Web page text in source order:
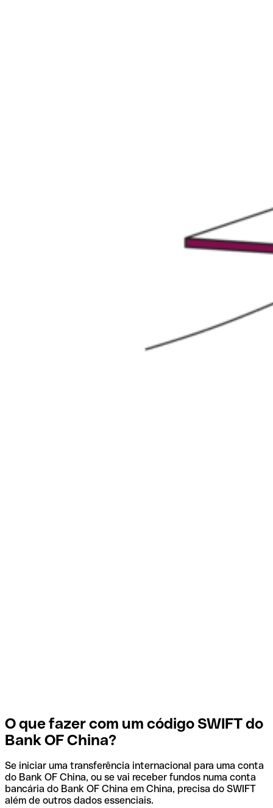
O que fazer com um código SWIFT do
Bank OF China?
Se iniciar uma transferência internacional para uma conta
do Bank OF China, ou se vai receber fundos numa conta
bancária do Bank OF China em China, precisa do SWIFT
além de outros dados essenciais.